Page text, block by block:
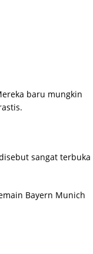
baru mungkin
sangat terbuka
Bayern Munich